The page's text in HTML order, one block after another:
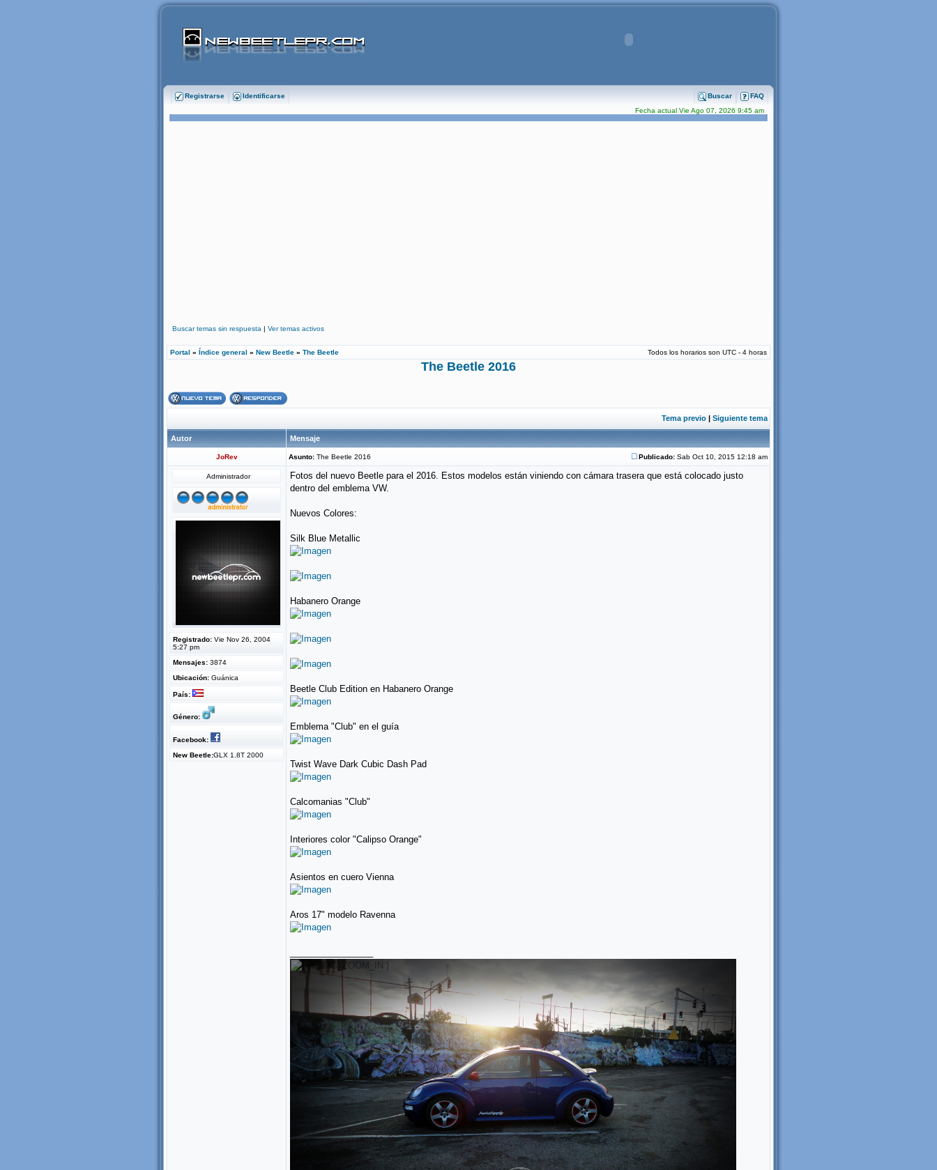
Registrarse Identificarse FAQ
Buscar
Fecha actual Vie Ago 07, 2026 9:45 am
Buscar temas sin respuesta | Ver temas activos
Portal » Índice general » New Beetle » The Beetle Todos los horarios son UTC - 4 horas
The Beetle 2016
Tema previo | Siguiente tema
Autor Mensaje
JoRev Asunto: The Beetle 2016 Publicado: Sab Oct 10, 2015 12:18 am
Administrador
Registrado: Vie Nov 26, 2004
5:27 pm
Mensajes: 3874
Ubicación: Guánica
País:
Género:
Facebook:
New Beetle:GLX 1.8T 2000
Fotos del nuevo Beetle para el 2016. Estos modelos están viniendo con cámara trasera que está colocado justo
dentro del emblema VW.
Nuevos Colores:
Silk Blue Metallic
Habanero Orange
Beetle Club Edition en Habanero Orange
Emblema "Club" en el guía
Twist Wave Dark Cubic Dash Pad
Calcomanias "Club"
Interiores color "Calipso Orange"
Asientos en cuero Vienna
Aros 17" modelo Ravenna